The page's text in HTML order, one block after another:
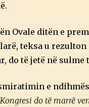
Ovale ditën e
teksa u
do të jetë në sulme
e
do të marrë